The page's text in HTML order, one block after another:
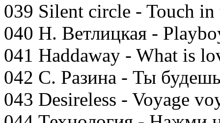
039 Silent circle - Touch
040 Н. Ветлицкая -
041 Haddaway - What is
042 С. Разина - Ты
043 Desireless - Voyage